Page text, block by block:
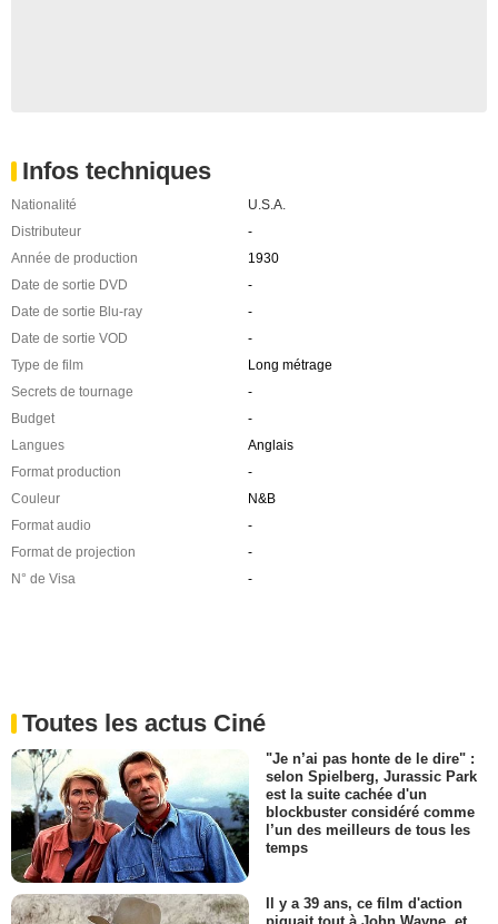
Infos techniques
Nationalité
U.S.A.
Distributeur
-
Année de production
1930
Date de sortie DVD
-
Date de sortie Blu-ray
-
Date de sortie VOD
-
Type de film
Long métrage
Secrets de tournage
-
Budget
-
Langues
Anglais
Format production
-
Couleur
N&B
Format audio
-
Format de projection
-
N° de Visa
-
Toutes les actus Ciné
"Je n’ai pas honte de le dire" :
selon Spielberg, Jurassic Park
est la suite cachée d'un
blockbuster considéré comme
l’un des meilleurs de tous les
temps
Il y a 39 ans, ce film d'action